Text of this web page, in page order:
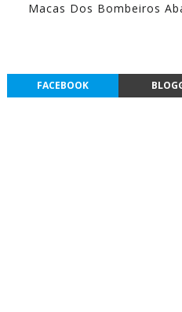
Macas Dos Bombeiros
FACEBOOK